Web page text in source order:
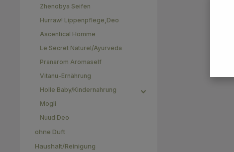
Zhenobya Seifen
Hurraw! Lippenpflege,Deo
Ascentical Homme
Le Secret Naturel/Ayurveda
Pranarom Aromaself
Vitanu-Ernährung
Holle Baby/Kindernahrung
Mogli
Nuud Deo
ohne Duft
Haushalt/Reinigung